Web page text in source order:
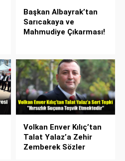
Başkan Albayrak’tan
Sarıcakaya ve
Mahmudiye Çıkarması!
Volkan Enver Kılıç’tan
Talat Yalaz’a Zehir
Zemberek Sözler